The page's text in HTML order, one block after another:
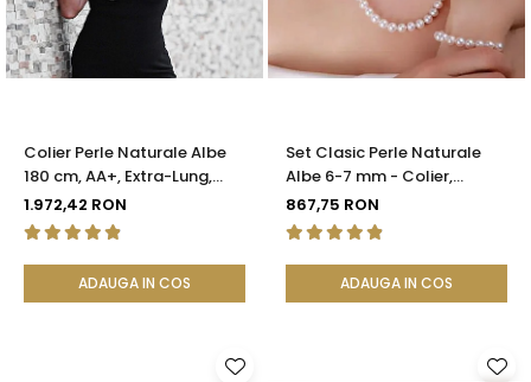
Colier Perle Naturale Albe
180 cm, AA+, Extra-Lung,
Argint 925 | KASKADDA®
1.972,42 RON
ADAUGA IN COS
Set Clasic Perle Naturale
Albe 6-7 mm - Colier,
Brățară și Cercei, Argint 925
| KASKADDA®
867,75 RON
ADAUGA IN COS